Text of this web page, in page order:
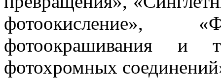
фотоокисление»,
фотоокрашивания и
фотохромных